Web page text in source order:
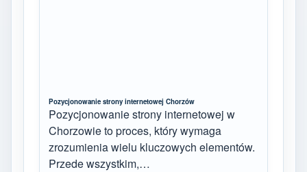
Pozycjonowanie strony internetowej Chorzów
Pozycjonowanie strony internetowej w
Chorzowie to proces, który wymaga
zrozumienia wielu kluczowych elementów.
Przede wszystkim,…